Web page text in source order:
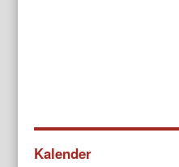
Kalender